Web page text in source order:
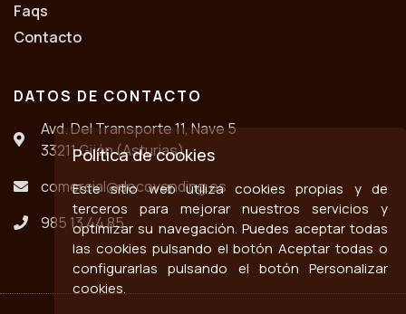
Faqs
Contacto
DATOS DE CONTACTO
Avd. Del Transporte 11, Nave 5
33211 Gijón (Asturias)
comercial@decovending.es
985 13 44 85
Política de cookies
Este sitio web utiliza cookies propias y de
terceros para mejorar nuestros servicios y
optimizar su navegación. Puedes aceptar todas
las cookies pulsando el botón Aceptar todas o
configurarlas pulsando el botón Personalizar
cookies.